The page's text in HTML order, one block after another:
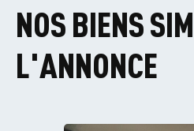
NOS BIENS
L'ANNONCE